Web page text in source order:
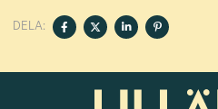
DELA: